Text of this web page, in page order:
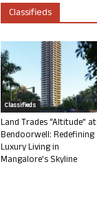
Classifieds
Classifieds
Land Trades “Altitude” at
Bendoorwell: Redefining
Luxury Living in
Mangalore’s Skyline